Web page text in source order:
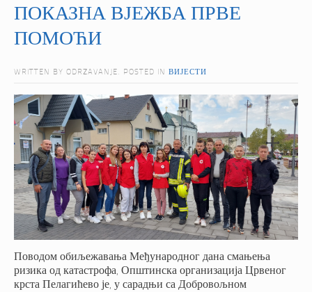
ПОКАЗНА ВЈЕЖБА ПРВЕ
ПОМОЋИ
WRITTEN BY ODRZAVANJE. POSTED IN ВИЈЕСТИ
Поводом обиљежавања Међународног дана смањења
ризика од катастрофа, Општинска организација Црвеног
крста Пелагићево је, у сарадњи са Добровољном